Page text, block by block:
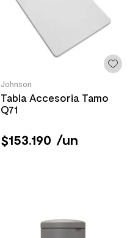
Johnson
Tabla Accesoria Tamo
Q71
$153.190 /un